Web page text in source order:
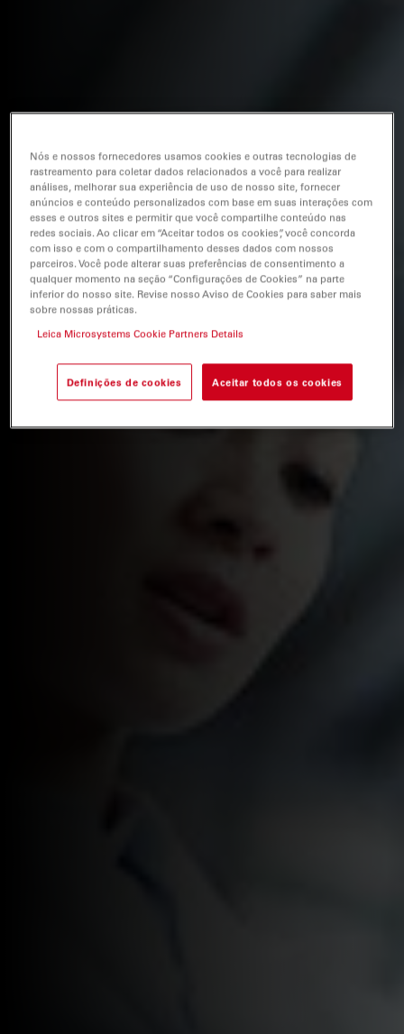
Nós e nossos fornecedores usamos cookies e outras tecnologias de
rastreamento para coletar dados relacionados a você para realizar
análises, melhorar sua experiência de uso de nosso site, fornecer
anúncios e conteúdo personalizados com base em suas interações com
esses e outros sites e permitir que você compartilhe conteúdo nas
redes sociais. Ao clicar em “Aceitar todos os cookies”, você concorda
com isso e com o compartilhamento desses dados com nossos
parceiros. Você pode alterar suas preferências de consentimento a
qualquer momento na seção “Configurações de Cookies” na parte
inferior do nosso site. Revise nosso Aviso de Cookies para saber mais
sobre nossas práticas.
Leica Microsystems Cookie Partners Details
Definições de cookies Aceitar todos os cookies